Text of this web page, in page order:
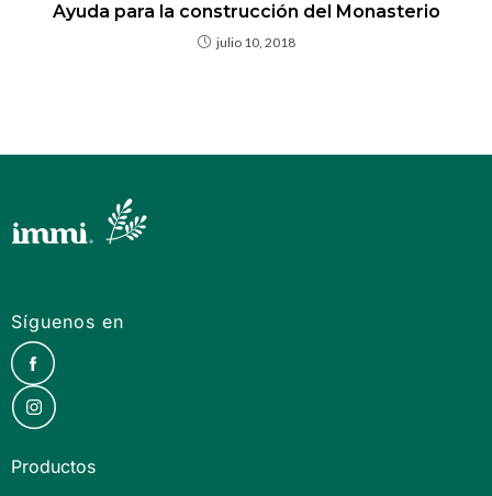
Ayuda para la construcción del Monasterio
julio 10, 2018
Síguenos en
Productos